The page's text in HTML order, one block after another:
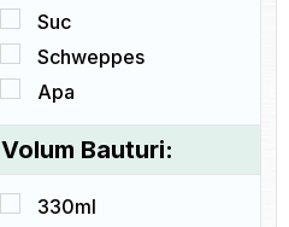
Suc
Schweppes
Apa
Volum Bauturi:
330ml